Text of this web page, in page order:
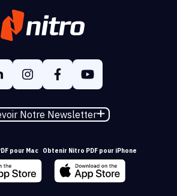
Notre Newsletter
pour Mac Obtenir Nitro PDF pour iPhone